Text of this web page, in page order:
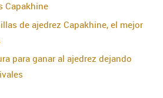
Capakhine
de ajedrez Capakhine, el mejor
para ganar al ajedrez dejando